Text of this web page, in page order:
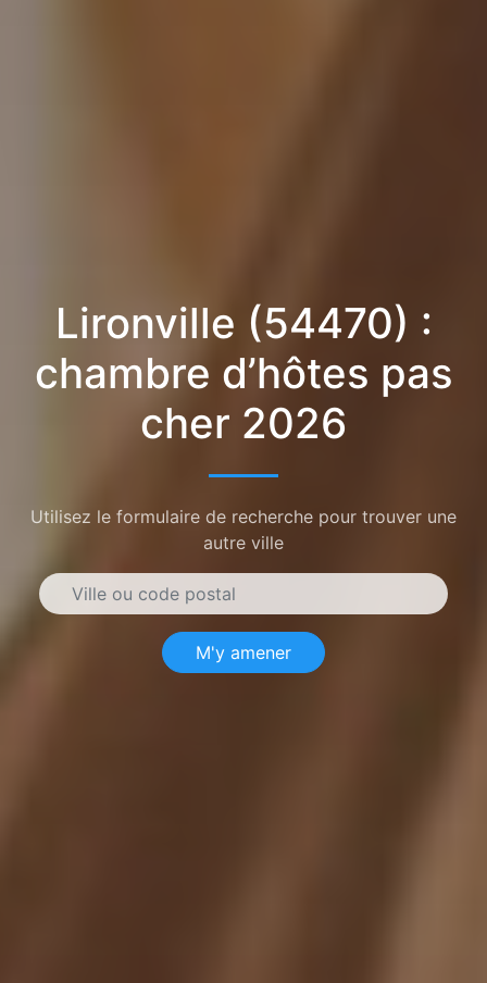
Lironville (54470) :
chambre d’hôtes pas
cher 2026
Utilisez le formulaire de recherche pour trouver une
autre ville
M'y amener